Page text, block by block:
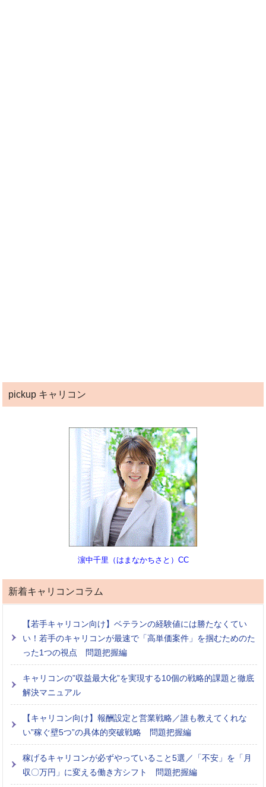
pickup キャリコン
濵中千里（はまなかちさと）CC
新着キャリコンコラム
【若手キャリコン向け】ベテランの経験値には勝たなくてい
い！若手のキャリコンが最速で「高単価案件」を掴むためのた
った1つの視点 問題把握編
キャリコンの”収益最大化”を実現する10個の戦略的課題と徹底
解決マニュアル
【キャリコン向け】報酬設定と営業戦略／誰も教えてくれな
い”稼ぐ壁5つ”の具体的突破戦略 問題把握編
稼げるキャリコンが必ずやっていること5選／「不安」を「月
収〇万円」に変える働き方シフト 問題把握編